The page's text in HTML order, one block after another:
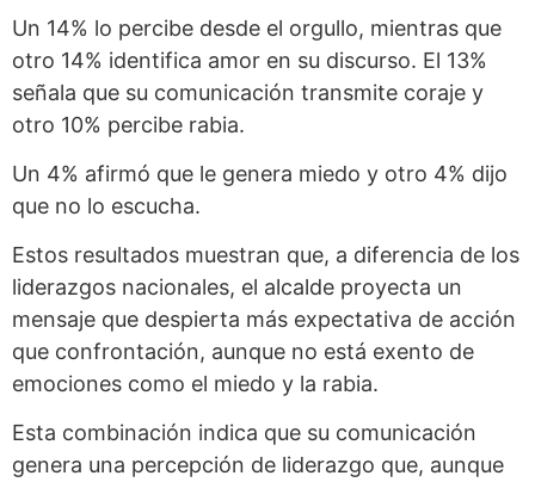
Un 14% lo percibe desde el orgullo, mientras que
otro 14% identifica amor en su discurso. El 13%
señala que su comunicación transmite coraje y
otro 10% percibe rabia.
Un 4% afirmó que le genera miedo y otro 4% dijo
que no lo escucha.
Estos resultados muestran que, a diferencia de los
liderazgos nacionales, el alcalde proyecta un
mensaje que despierta más expectativa de acción
que confrontación, aunque no está exento de
emociones como el miedo y la rabia.
Esta combinación indica que su comunicación
genera una percepción de liderazgo que, aunque